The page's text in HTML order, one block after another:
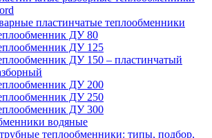
пластинчатые теплообменники
ДУ 80
ДУ 125
ДУ 150 – пластинчатый
ДУ 200
ДУ 250
ДУ 300
водяные
теплообменники: типы, подбор,